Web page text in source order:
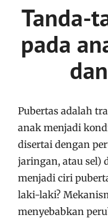
Tanda-
pada
Pubertas adalah
anak menjadi
disertai dengan
jaringan, atau sel)
menjadi ciri
laki-laki?
menyebabkan